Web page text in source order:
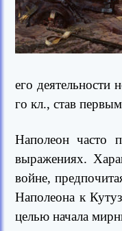
его
го кл., став
Наполеон часто
выражениях.
войне,
Наполеона к
целью начала